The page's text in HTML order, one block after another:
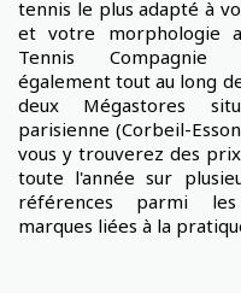
tennis le plus adapté à
et votre morphologie
Tennis Compagnie
également tout au long
deux Mégastores
parisienne (Corbeil-
vous y trouverez des
toute l'année sur
références parmi
marques liées à la